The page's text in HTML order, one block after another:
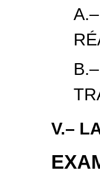
V.–